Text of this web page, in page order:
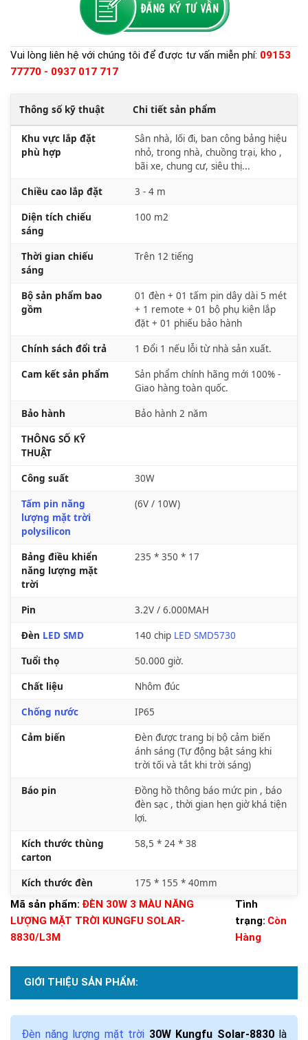
Vui lòng liên hệ với chúng tôi để được tư vấn miễn phí: 09153
77770 - 0937 017 717
Thông số kỹ thuật Chi tiết sản phẩm
Khu vực lắp đặt
phù hợp
Sân nhà, lối đi, ban công bảng hiệu
nhỏ, trong nhà, chuồng trại, kho ,
bãi xe, chung cư, siêu thị...
Chiều cao lắp đặt 3 - 4 m
Diện tích chiếu
sáng
100 m2
Thời gian chiếu
sáng
Trên 12 tiếng
Bộ sản phẩm bao
gồm
01 đèn + 01 tấm pin dây dài 5 mét
+ 1 remote + 01 bộ phụ kiện lắp
đặt + 01 phiếu bảo hành
Chính sách đổi trả 1 Đổi 1 nếu lỗi từ nhà sản xuất.
Cam kết sản phẩm
Sản phẩm chính hãng mới 100% -
Giao hàng toàn quốc.
Bảo hành Bảo hành 2 năm
THÔNG SỐ KỸ
THUẬT
Công suất 30W
Tấm pin năng
lượng mặt trời
polysilicon
(6V / 10W)
Bảng điều khiển
năng lượng mặt
trời
235 * 350 * 17
Pin 3.2V / 6.000MAH
Đèn LED SMD 140 chip LED SMD5730
Tuổi thọ 50.000 giờ.
Chất liệu Nhôm đúc
Chống nước IP65
Cảm biến
Đèn được trang bị bộ cảm biến
ánh sáng (Tự động bật sáng khi
trời tối và tắt khi trời sáng)
Báo pin
Đồng hồ thông báo mức pin , báo
đèn sạc , thời gian hẹn giờ khá tiện
lợi.
Kích thước thùng
carton
58,5 * 24 * 38
Kích thước đèn
175 * 155 * 40mm
Mã sản phẩm: ĐÈN 30W 3 MÀU NĂNG
LƯỢNG MẶT TRỜI KUNGFU SOLAR-
8830/L3M
Tình
trạng: Còn
Hàng
GIỚI THIỆU SẢN PHẨM:
Đèn năng lượng mặt trời 30W Kungfu Solar-8830là